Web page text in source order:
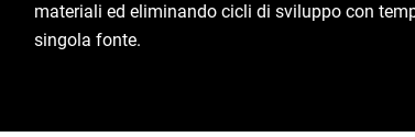
materiali ed eliminando cicli di sviluppo con
singola fonte.